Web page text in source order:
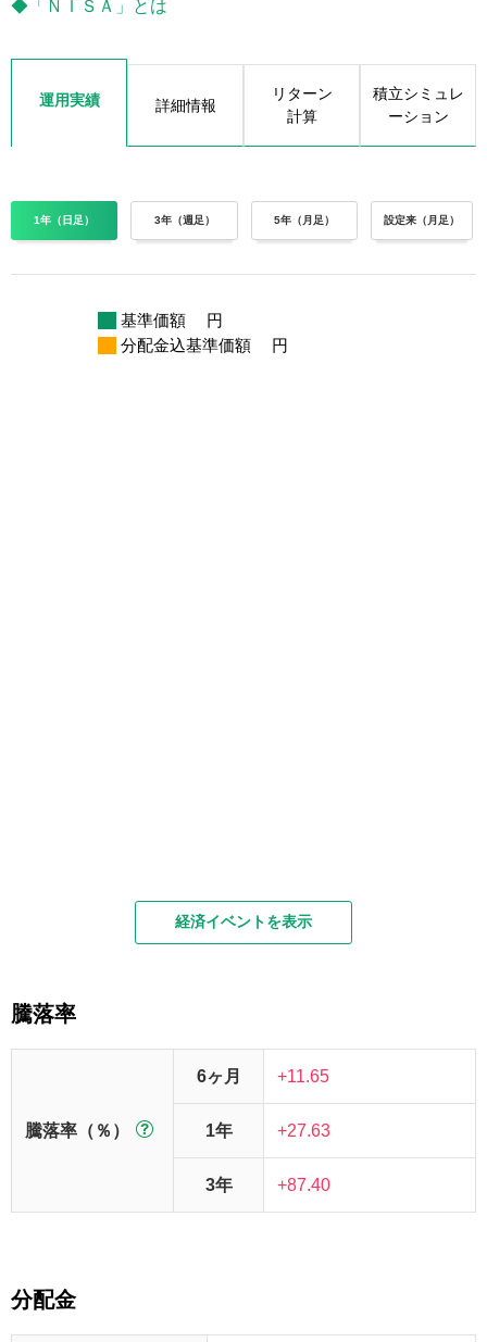
◆「ＮＩＳＡ」とは
運用実績 詳細情報
リターン
計算
積立シミュレ
ーション
1年（日足） 3年（週足） 5年（月足） 設定来（月足）
基準価額
円
分配金込基準価額
円
経済イベントを表示
騰落率
騰落率（％）
6ヶ月 +11.65
1年 +27.63
3年 +87.40
分配金